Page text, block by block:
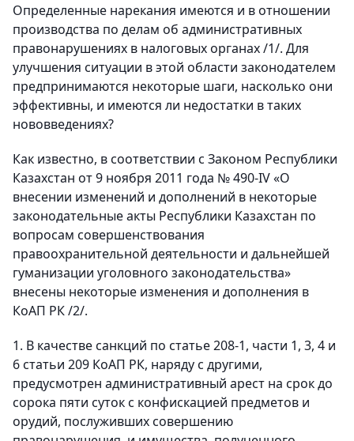
Определенные нарекания имеются и в отношении
производства по делам об административных
правонарушениях в налоговых органах /1/. Для
улучшения ситуации в этой области законодателем
предпринимаются некоторые шаги, насколько они
эффективны, и имеются ли недостатки в таких
нововведениях?
Как известно, в соответствии с Законом Республики
Казахстан от 9 ноября 2011 года № 490-IV «О
внесении изменений и дополнений в некоторые
законодательные акты Республики Казахстан по
вопросам совершенствования
правоохранительной деятельности и дальнейшей
гуманизации уголовного законодательства»
внесены некоторые изменения и дополнения в
КоАП РК /2/.
1. В качестве санкций по статье 208-1, части 1, 3, 4 и
6 статьи 209 КоАП РК, наряду с другими,
предусмотрен административный арест на срок до
сорока пяти суток с конфискацией предметов и
орудий, послуживших совершению